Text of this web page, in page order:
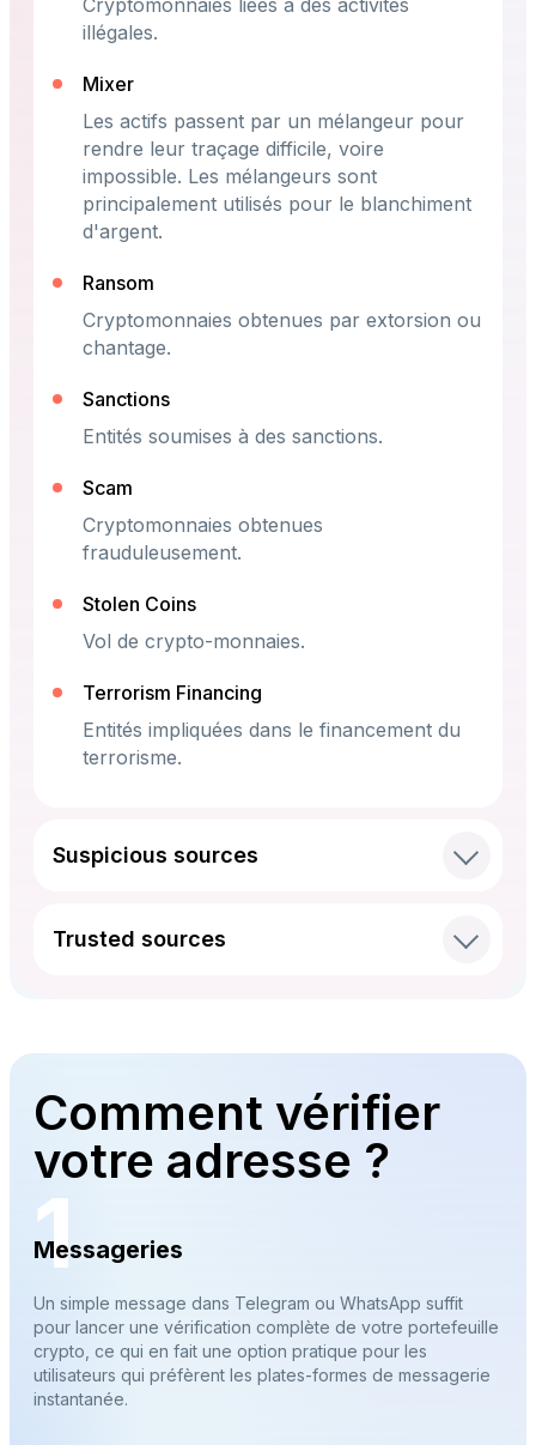
Cryptomonnaies liées à des activités
illégales.
Mixer
Les actifs passent par un mélangeur pour
rendre leur traçage difficile, voire
impossible. Les mélangeurs sont
principalement utilisés pour le blanchiment
d'argent.
Ransom
Cryptomonnaies obtenues par extorsion ou
chantage.
Sanctions
Entités soumises à des sanctions.
Scam
Cryptomonnaies obtenues
frauduleusement.
Stolen Coins
Vol de crypto-monnaies.
Terrorism Financing
Entités impliquées dans le financement du
terrorisme.
Suspicious sources
Trusted sources
Comment vérifier
votre adresse ?
1
Messageries
Un simple message dans Telegram ou WhatsApp suffit
pour lancer une vérification complète de votre portefeuille
crypto, ce qui en fait une option pratique pour les
utilisateurs qui préfèrent les plates-formes de messagerie
instantanée.